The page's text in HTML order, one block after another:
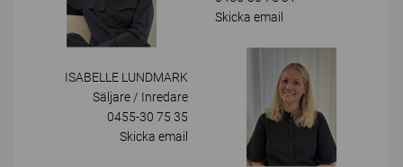
Skicka email
ISABELLE LUNDMARK
Säljare / Inredare
0455-30 75 35
Skicka email